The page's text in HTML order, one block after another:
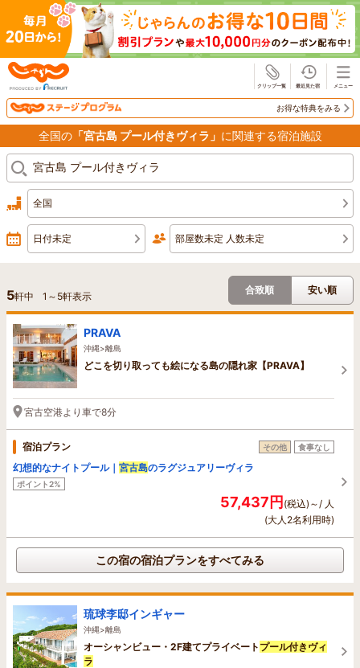
お得な特典をみる
全国の「宮古島 プール付きヴィラ」 に関連する宿泊施設
全国
日付未定 部屋数未定 人数未定
5軒中 1 ～ 5軒表示
合致順 安い順
PRAVA
沖縄>離島
どこを切り取っても絵になる島の隠れ家【PRAVA】
宮古空港より車で8分
宿泊プラン その他 食事なし
幻想的なナイトプール｜ 宮古島のラグジュアリーヴィラ
ポイント2%
57,437円(税込)～/ 人
(大人2名利用時)
この宿の宿泊プランをすべてみる
琉球李邸インギャー
沖縄>離島
オーシャンビュー・2F建てプライベート プール付きヴィ
ラ